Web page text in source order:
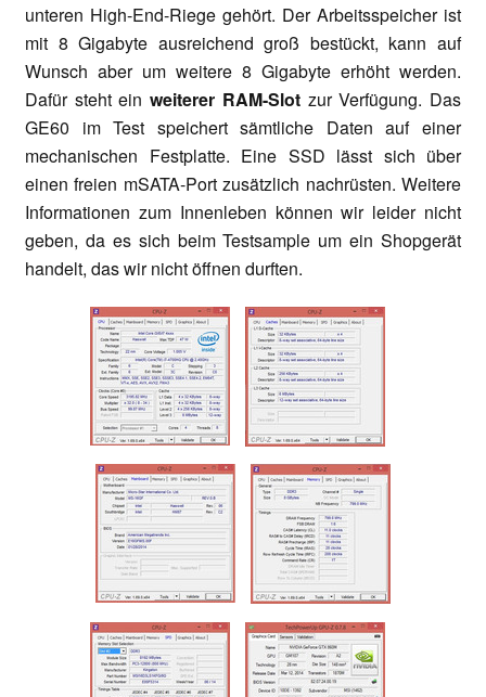
unteren High-End-Riege gehört. Der Arbeitsspeicher ist
mit 8 Gigabyte ausreichend groß bestückt, kann auf
Wunsch aber um weitere 8 Gigabyte erhöht werden.
Dafür steht einweiterer RAM-Slotzur Verfügung. Das
GE60 im Test speichert sämtliche Daten auf einer
mechanischen Festplatte. Eine SSD lässt sich über
einen freien mSATA-Port zusätzlich nachrüsten. Weitere
Informationen zum Innenleben können wir leider nicht
geben, da es sich beim Testsample um ein Shopgerät
handelt, das wir nicht öffnen durften.